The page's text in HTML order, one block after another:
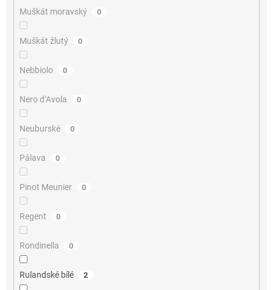
Muškát moravský 0
Muškát žlutý 0
Nebbiolo 0
Nero d’Avola 0
Neuburské 0
Pálava 0
Pinot Meunier 0
Regent 0
Rondinella 0
Rulandské bílé 2